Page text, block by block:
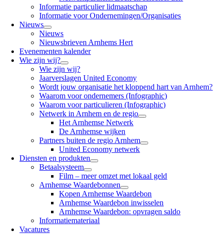
Informatie particulier lidmaatschap
Informatie voor Ondernemingen/Organisaties
Nieuws
Nieuws
Nieuwsbrieven Arnhems Hert
Evenementen kalender
Wie zijn wij?
Wie zijn wij?
Jaarverslagen United Economy
Wordt jouw organisatie het kloppend hart van Arnhem?
Waarom voor ondernemers (Infographic)
Waarom voor particulieren (Infographic)
Netwerk in Arnhem en de regio
Het Arnhemse Netwerk
De Arnhemse wijken
Partners buiten de regio Arnhem
United Economy netwerk
Diensten en produkten
Betaalsysteem
Film – meer omzet met lokaal geld
Arnhemse Waardebonnen
Kopen Arnhemse Waardebon
Arnhemse Waardebon inwisselen
Arnhemse Waardebon: opvragen saldo
Informatiemateriaal
Vacatures